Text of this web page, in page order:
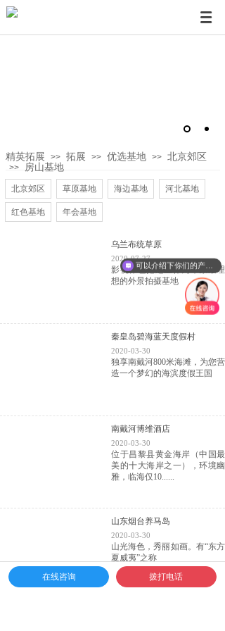
精英拓展 >> 拓展 >> 优选基地 >> 北京郊区
>> 房山基地
北京郊区 草原基地 海边基地 河北基地
红色基地 年会基地
乌兰布统草原
2020-07-27
影视界也把这里作为草原最理
想的外景拍摄基地
秦皇岛碧海蓝天度假村
2020-03-30
独享南戴河800米海滩，为您营
造一个梦幻的海滨度假王国
南戴河博维酒店
2020-03-30
位于昌黎县黄金海岸（中国最
美的十大海岸之一），环境幽
雅，临海仅10......
山东烟台养马岛
2020-03-30
山光海色，秀丽如画。有“东方
夏威夷”之称
可以介绍下你们的产品么
在线咨询 拨打电话